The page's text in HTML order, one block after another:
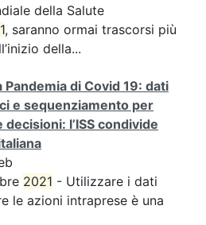
della Salute
, saranno ormai trascorsi più
della...
di Covid 19: dati
e sequenziamento per
l’ISS condivide
2021 - Utilizzare i dati
le azioni intraprese è una